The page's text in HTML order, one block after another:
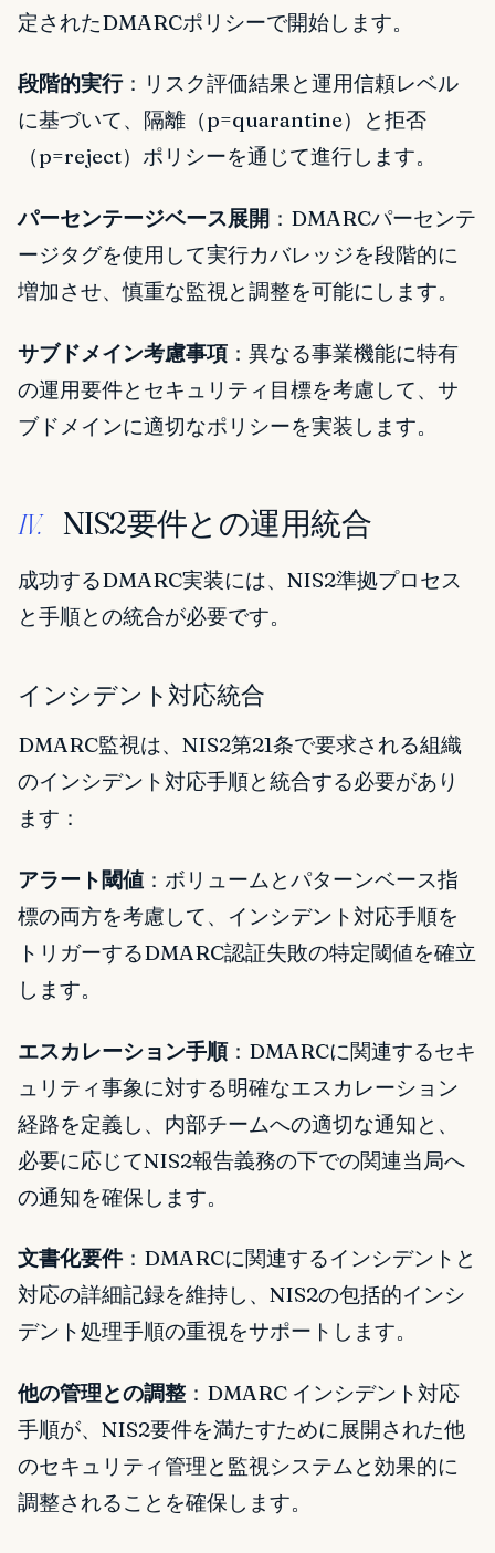
定されたDMARCポリシーで開始します。
段階的実行：リスク評価結果と運用信頼レベル
に基づいて、隔離（p=quarantine）と拒否
（p=reject）ポリシーを通じて進行します。
パーセンテージベース展開 ：DMARCパーセンテ
ージタグを使用して実行カバレッジを段階的に
増加させ、慎重な監視と調整を可能にします。
サブドメイン考慮事項 ：異なる事業機能に特有
の運用要件とセキュリティ目標を考慮して、サ
ブドメインに適切なポリシーを実装します。
IV. NIS2要件との運用統合
成功するDMARC実装には、NIS2準拠プロセス
と手順との統合が必要です。
インシデント対応統合
DMARC監視は、NIS2第21条で要求される組織
のインシデント対応手順と統合する必要があり
ます：
アラート閾値 ：ボリュームとパターンベース指
標の両方を考慮して、インシデント対応手順を
トリガーするDMARC認証失敗の特定閾値を確立
します。
エスカレーション手順：DMARCに関連するセキ
ュリティ事象に対する明確なエスカレーション
経路を定義し、内部チームへの適切な通知と、
必要に応じてNIS2報告義務の下での関連当局へ
の通知を確保します。
文書化要件：DMARCに関連するインシデントと
対応の詳細記録を維持し、NIS2の包括的インシ
デント処理手順の重視をサポートします。
他の管理との調整 ：DMARC インシデント対応
手順が、NIS2要件を満たすために展開された他
のセキュリティ管理と監視システムと効果的に
調整されることを確保します。